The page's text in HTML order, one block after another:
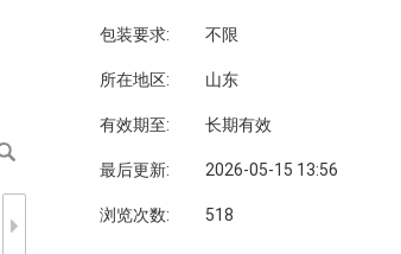
包装要求: 不限
所在地区: 山东
有效期至: 长期有效
最后更新: 2026-05-15 13:56
浏览次数: 518